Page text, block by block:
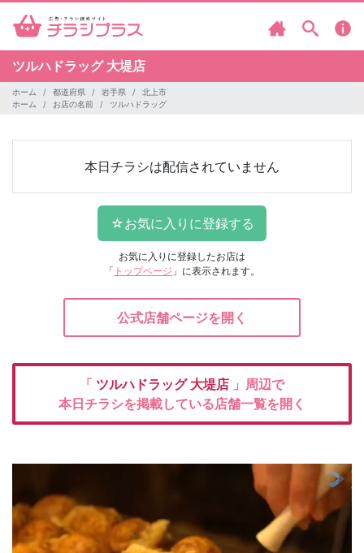
ツルハドラッグ 大堤店
ホーム 都道府県 岩手県
北上市
ホーム
お店の名前 ツルハドラッグ
本日チラシは配信されていません
お気に入りに登録したお店は
「 トップページ 」に表示されます。
公式店舗ページを開く
「 ツルハドラッグ 大堤店 」周辺で
本日チラシを掲載している店舗一覧を開く